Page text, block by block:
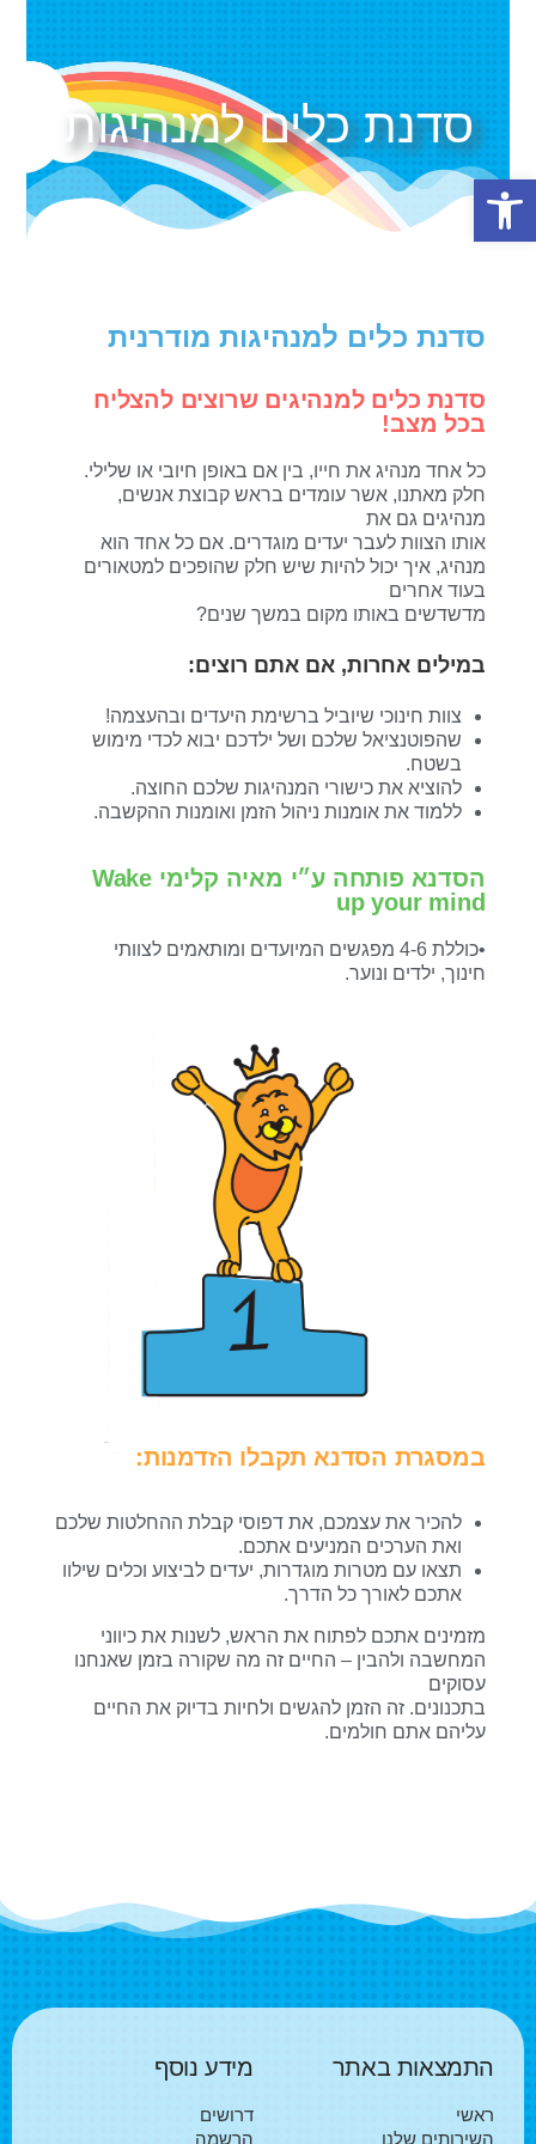
סדנת כלים למנהיגות
סדנת כלים למנהיגות מודרנית
סדנת כלים למנהיגים שרוצים להצליח
בכל מצב!
כל אחד מנהיג את חייו, בין אם באופן חיובי או שלילי.
חלק מאתנו, אשר עומדים בראש קבוצת אנשים,
מנהיגים גם את
אותו הצוות לעבר יעדים מוגדרים. אם כל אחד הוא
מנהיג, איך יכול להיות שיש חלק שהופכים למטאורים
בעוד אחרים
מדשדשים באותו מקום במשך שנים?
במילים אחרות, אם אתם רוצים:
צוות חינוכי שיוביל ברשימת היעדים ובהעצמה!
שהפוטנציאל שלכם ושל ילדכם יבוא לכדי מימוש
בשטח.
להוציא את כישורי המנהיגות שלכם החוצה.
ללמוד את אומנות ניהול הזמן ואומנות ההקשבה.
הסדנא פותחה ע״י מאיה קלימי Wake
up your mind
•כוללת 4-6 מפגשים המיועדים ומותאמים לצוותי
חינוך, ילדים ונוער.
במסגרת הסדנא תקבלו הזדמנות:
להכיר את עצמכם, את דפוסי קבלת ההחלטות שלכם
ואת הערכים המניעים אתכם.
תצאו עם מטרות מוגדרות, יעדים לביצוע וכלים שילוו
אתכם לאורך כל הדרך.
מזמינים אתכם לפתוח את הראש, לשנות את כיווני
המחשבה ולהבין – החיים זה מה שקורה בזמן שאנחנו
עסוקים
בתכנונים. זה הזמן להגשים ולחיות בדיוק את החיים
עליהם אתם חולמים.
התמצאות באתר
ראשי
השירותים שלנו
מידע נוסף
דרושים
הרשמה
פתח סרגל נגישות